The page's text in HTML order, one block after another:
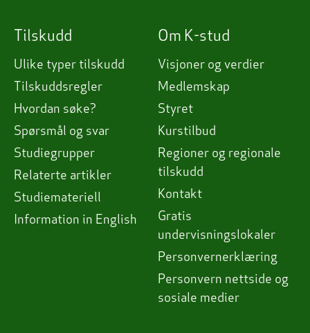
Tilskudd
Ulike typer tilskudd
Tilskuddsregler
Hvordan søke?
Spørsmål og svar
Studiegrupper
Relaterte artikler
Studiemateriell
Information in English
Om K-stud
Visjoner og verdier
Medlemskap
Styret
Kurstilbud
Regioner og regionale
tilskudd
Kontakt
Gratis
undervisningslokaler
Personvernerklæring
Personvern nettside og
sosiale medier